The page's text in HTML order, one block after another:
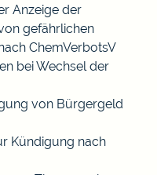
Anzeige der
gefährlichen
ChemVerbotsV
bei Wechsel der
von Bürgergeld
Kündigung nach